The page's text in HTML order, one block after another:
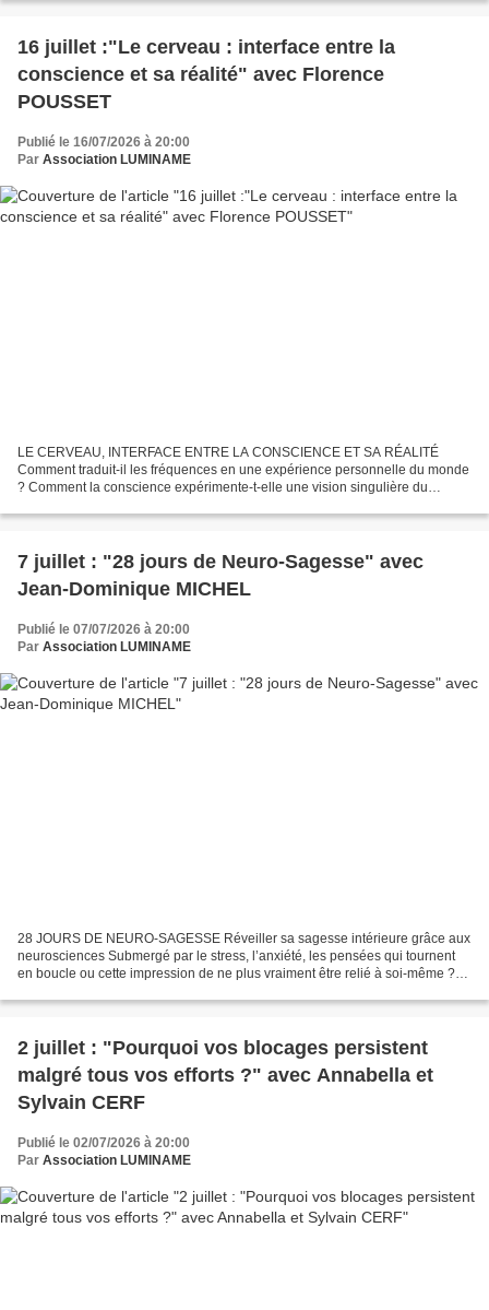
16 juillet :"Le cerveau : interface entre la
conscience et sa réalité" avec Florence
POUSSET
Publié le 16/07/2026 à 20:00
Par Association LUMINAME
LE CERVEAU, INTERFACE ENTRE LA CONSCIENCE ET SA RÉALITÉ
Comment traduit-il les fréquences en une expérience personnelle du monde
? Comment la conscience expérimente-t-elle une vision singulière du
7 juillet : "28 jours de Neuro-Sagesse" avec
Jean-Dominique MICHEL
Publié le 07/07/2026 à 20:00
Par Association LUMINAME
28 JOURS DE NEURO-SAGESSE Réveiller sa sagesse intérieure grâce aux
neurosciences Submergé par le stress, l’anxiété, les pensées qui tournent
en boucle ou cette impression de ne plus vraiment être relié à soi-même ?
2 juillet : "Pourquoi vos blocages persistent
malgré tous vos efforts ?" avec Annabella et
Sylvain CERF
Publié le 02/07/2026 à 20:00
Par Association LUMINAME